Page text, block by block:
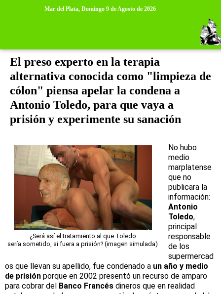
Mar del Plata, Domingo 9 de Agosto de 2026
El preso experto en la terapia
alternativa conocida como "limpieza de
cólon" piensa apelar la condena a
Antonio Toledo, para que vaya a
prisión y experimente su sanación
¿Será así el tratamiento al que Toledo
sería sometido, si fuera a prisión? (imagen simulada)
No hubo
medio
marplatense
que no
publicara la
información:
Antonio
Toledo,
principal
responsable
de los
supermercad
os que llevan su apellido, fue condenado a un año y medio
de prisión porque en 2002 presentó un recurso de amparo
para cobrar del Banco Francés dineros que en realidad